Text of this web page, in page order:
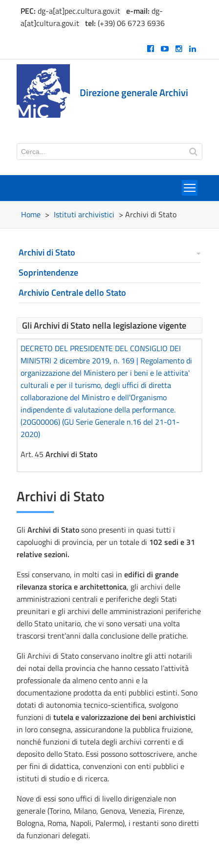
PEC: dg-a[at]pec.cultura.gov.ite-mail: dg-
a[at]cultura.gov.ittel: (+39) 06 6723 6936
Direzione generale Archivi
Home > Istituti archivistici > Archivi di Stato
Archivi di Stato
Soprintendenze
Archivio Centrale dello Stato
Gli Archivi di Stato nella legislazione vigente
DECRETO DEL PRESIDENTE DEL CONSIGLIO DEI
MINISTRI 2 dicembre 2019, n. 169 | Regolamento di
organizzazione del Ministero per i beni e le attivita'
culturali e per il turismo, degli uffici di diretta
collaborazione del Ministro e dell'Organismo
indipendente di valutazione della performance.
(20G00006)(GU Serie Generale n.16 del 21-01-
2020)
Art. 45 Archivi di Stato
Archivi di Stato
Gli Archivi di Statosono presenti in quasi tutti i
capoluoghi di provincia, per un totale di 102 sedi e 31
relative sezioni.
Essi conservano, in molti casi in edifici di grande
rilevanza storica e architettonica, gli archivi delle
amministrazioni centrali e periferiche degli Stati
preunitari e gli archivi delle amministrazioni periferiche
dello Stato unitario, che vi sono versati una volta
trascorsi trent’anni dalla conclusione delle pratiche.
Gli Archivi di Stato conservano inoltre gli atti notarili
dei notai della provincia che hanno cessato l’attività
professionale da almeno cento anni e la
documentazione prodotta da enti pubblici estinti. Sono
dotati di autonomia tecnico-scientifica, svolgono
funzioni di tutela e valorizzazione dei beni archivistici
in loro consegna, assicurandone la pubblica fruizione,
nonché funzioni di tutela degli archivi correnti e di
deposito dello Stato. Essi possono sottoscrivere, anche
per fini di didattica, convenzioni con enti pubblici e
istituti di studio e di ricerca.
Nove di essi sono uffici di livello dirigenziale non
generale (Torino, Milano, Genova, Venezia, Firenze,
Bologna, Roma, Napoli, Palermo), i restanti sono diretti
da funzionari delegati.